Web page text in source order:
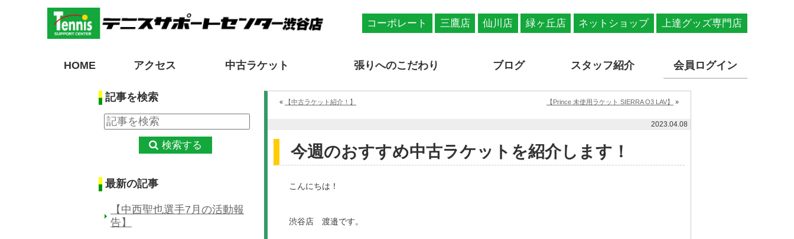
コーポレート 三鷹店 仙川店 緑ヶ丘店 ネットショップ 上達グッズ専門店
HOME アクセス 中古ラケット 張りへのこだわり ブログ スタッフ紹介 会員ログイン
記事を検索
検索する
最新の記事
【中西聖也選手7月の活動報
告】
« 【中古ラケット紹介！】 【Prince 未使用ラケット SIERRA O3 LAV】 »
2023.04.08
今週のおすすめ中古ラケットを紹介します！
こんにちは！
渋谷店 渡邉です。